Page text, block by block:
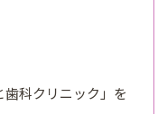
科クリニック」を